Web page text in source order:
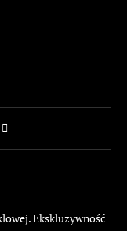
Ekskluzywność